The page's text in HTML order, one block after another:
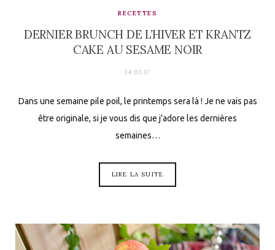
RECETTES
DERNIER BRUNCH DE L’HIVER ET KRANTZ
CAKE AU SESAME NOIR
14.03.17
Dans une semaine pile poil, le printemps sera là ! Je ne vais pas
être originale, si je vous dis que j’adore les dernières
semaines…
LIRE LA SUITE